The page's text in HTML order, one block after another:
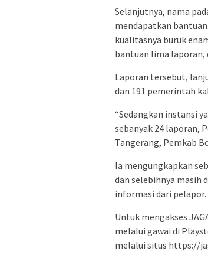
Selanjutnya, nama
mendapatkan
kualitasnya buruk
bantuan lima
Laporan tersebut,
dan 191 pemerintah
“Sedangkan instansi
sebanyak 24 laporan,
Tangerang, Pemkab
Ia mengungkapkan
dan selebihnya masih
informasi dari pelapor.
Untuk mengakses
melalui gawai di
melalui situs https://